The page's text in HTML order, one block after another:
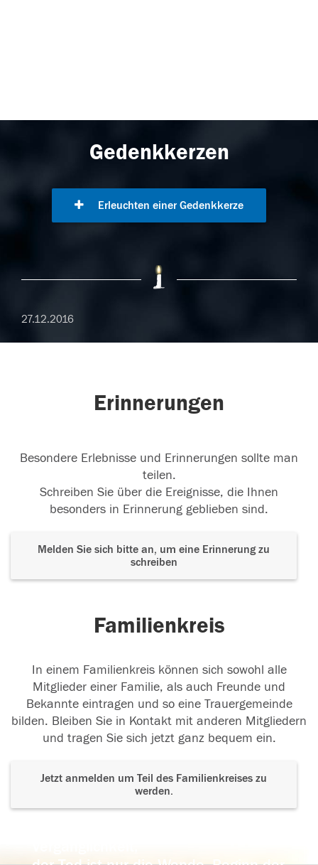
Gedenkkerzen
Erleuchten einer Gedenkkerze
27.12.2016
Erinnerungen
Besondere Erlebnisse und Erinnerungen sollte man
teilen.
Schreiben Sie über die Ereignisse, die Ihnen
besonders in Erinnerung geblieben sind.
Melden Sie sich bitte an, um eine Erinnerung zu
schreiben
Familienkreis
In einem Familienkreis können sich sowohl alle
Mitglieder einer Familie, als auch Freunde und
Bekannte eintragen und so eine Trauergemeinde
bilden. Bleiben Sie in Kontakt mit anderen Mitgliedern
und tragen Sie sich jetzt ganz bequem ein.
Jetzt anmelden um Teil des Familienkreises zu
werden.